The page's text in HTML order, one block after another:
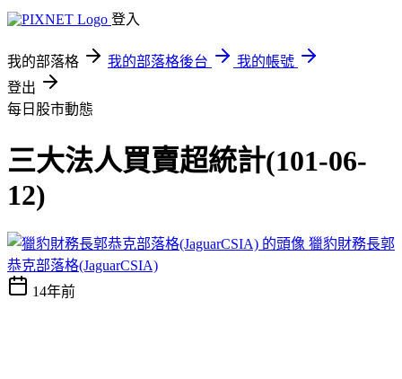
登入
我的部落格 我的部落格後台
我的帳號
登出
每日股市動態
三大法人買賣超統計(101-06-
12)
獵豹財務長郭
恭克部落格(JaguarCSIA)
14年前